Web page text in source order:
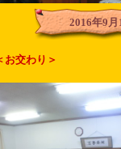
2016年9月
お交わり＞